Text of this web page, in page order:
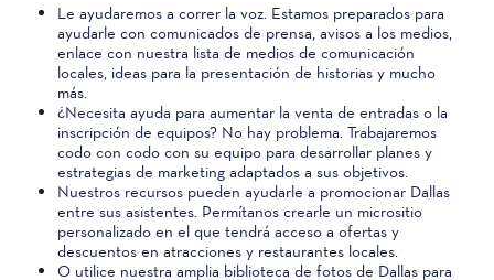
Le ayudaremos a correr la voz. Estamos preparados para
ayudarle con comunicados de prensa, avisos a los medios,
enlace con nuestra lista de medios de comunicación
locales, ideas para la presentación de historias y mucho
más.
¿Necesita ayuda para aumentar la venta de entradas o la
inscripción de equipos? No hay problema. Trabajaremos
codo con codo con su equipo para desarrollar planes y
estrategias de marketing adaptados a sus objetivos.
Nuestros recursos pueden ayudarle a promocionar Dallas
entre sus asistentes. Permítanos crearle un micrositio
personalizado en el que tendrá acceso a ofertas y
descuentos en atracciones y restaurantes locales.
O utilice nuestra amplia biblioteca de fotos de Dallas para